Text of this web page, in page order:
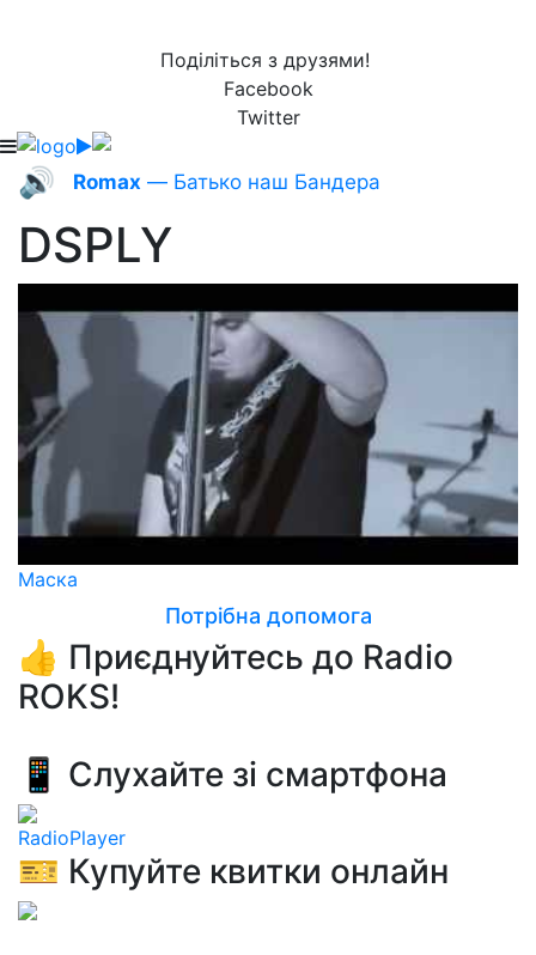
Поділіться з друзями!
Facebook
Twitter
🔊 Romax — Батько наш Бандера
DSPLY
Маска
Потрібна допомога
👍 Приєднуйтесь до Radio
ROKS!
📱 Слухайте зі смартфона
RadioPlayer
🎫 Купуйте квитки онлайн